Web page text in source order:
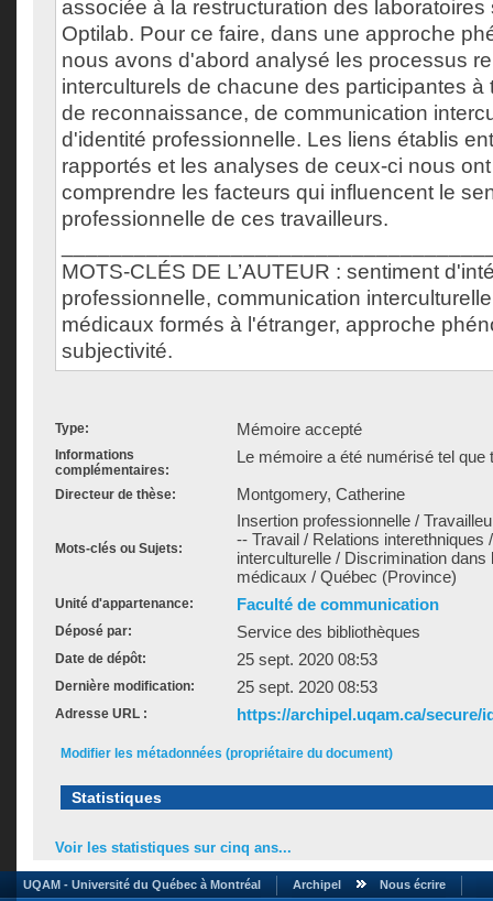
associée à la restructuration des laboratoires
Optilab. Pour ce faire, dans une approche
nous avons d'abord analysé les processus
interculturels de chacune des participantes à
de reconnaissance, de communication
d'identité professionnelle. Les liens établis
rapportés et les analyses de ceux-ci nous
comprendre les facteurs qui influencent le
professionnelle de ces travailleurs.
MOTS-CLÉS DE L’AUTEUR : sentiment
professionnelle, communication
médicaux formés à l'étranger, approche
subjectivité.
Type: Mémoire accepté
Informations
complémentaires:
Le mémoire a été numérisé tel que
Directeur de thèse: Montgomery, Catherine
Mots-clés ou Sujets:
Insertion professionnelle /
-- Travail / Relations interethniques
interculturelle / Discrimination dans
médicaux / Québec (Province)
Unité d'appartenance: Faculté de communication
Déposé par: Service des bibliothèques
Date de dépôt: 25 sept. 2020 08:53
Dernière modification: 25 sept. 2020 08:53
Adresse URL : https://archipel.uqam.ca/secure/
Modifier les métadonnées (propriétaire du document)
Statistiques
Voir les statistiques sur cinq ans...
UQAM - Université du Québec à Montréal Archipel Nous écrire